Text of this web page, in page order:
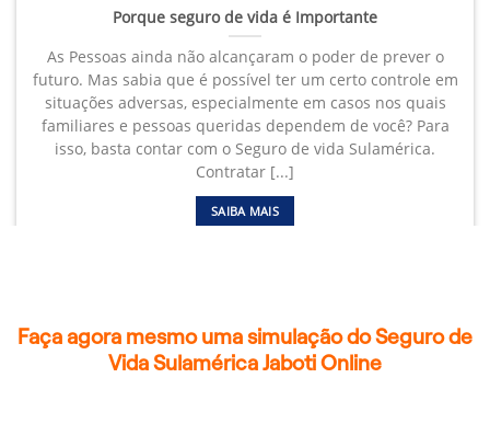
Porque seguro de vida é Importante
As Pessoas ainda não alcançaram o poder de prever o
futuro. Mas sabia que é possível ter um certo controle em
situações adversas, especialmente em casos nos quais
familiares e pessoas queridas dependem de você? Para
isso, basta contar com o Seguro de vida Sulamérica.
Contratar [...]
SAIBA MAIS
Faça agora mesmo uma simulação do Seguro de
Vida Sulamérica Jaboti Online